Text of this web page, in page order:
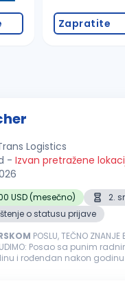
Zapratite
Logistics
- Izvan pretražene
USD (mesečno)
2.
o statusu prijave
POSLU, TEČNO ZNANJE
vremenom. Bonus
i rođendan nakon